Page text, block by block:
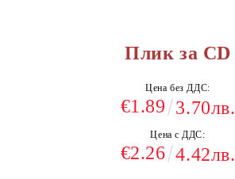
Плик за CD
Цена без ДДС:
€1.89 3.70лв.
Цена с ДДС:
€2.26 4.42лв.